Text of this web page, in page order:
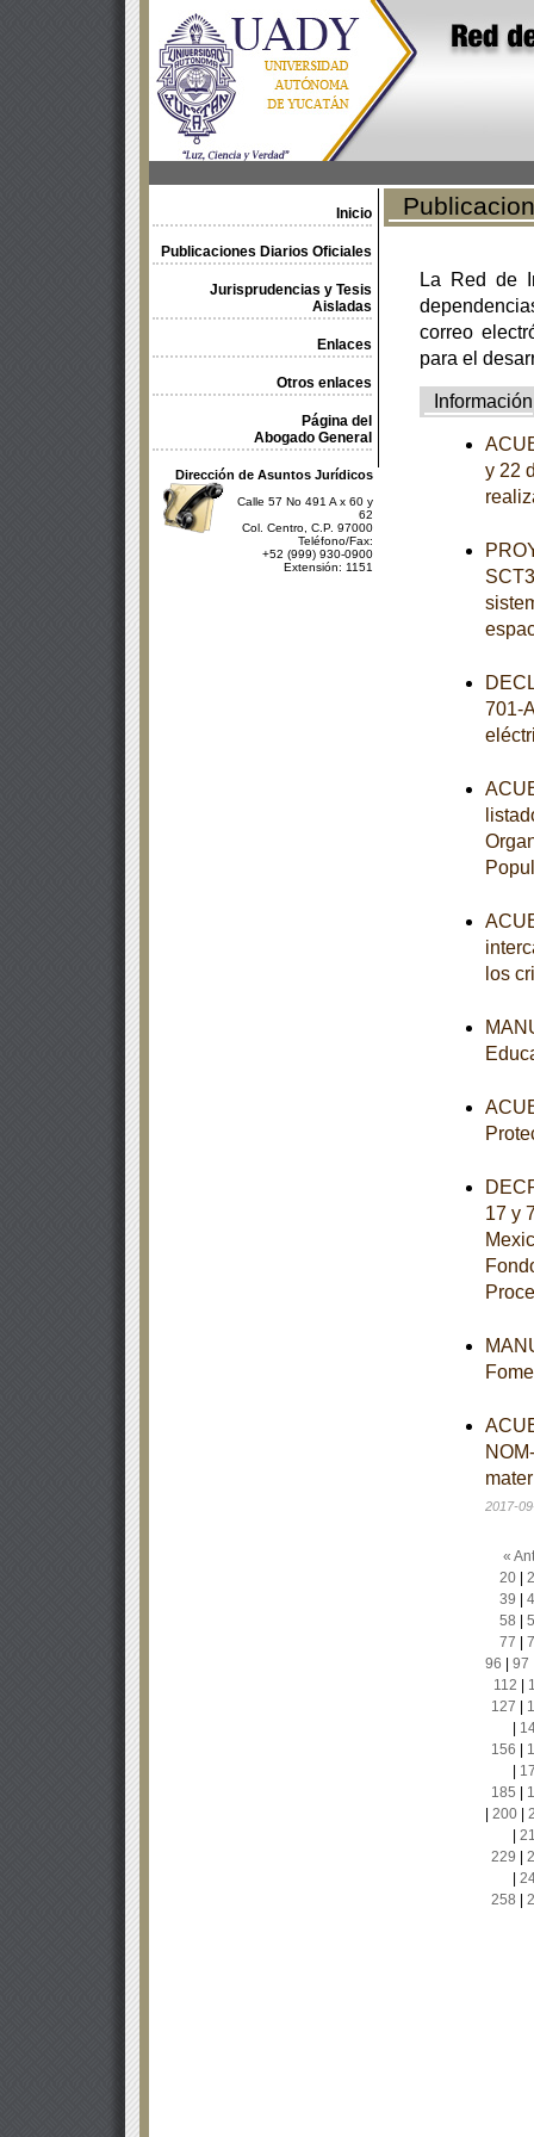
Inicio
Publicaciones Diarios Oficiales
Jurisprudencias y Tesis
Aisladas
Enlaces
Otros enlaces
Página del
Abogado General
Dirección de Asuntos Jurídicos
Calle 57 No 491 A x 60 y
62
Col. Centro, C.P. 97000
Teléfono/Fax:
+52 (999) 930-0900
Extensión: 1151
La Red de
correo
para el
Información
y 22
701-
los
17 y
2017-
«
20|
39
58
77
96
97
112
127
156
185
200|
229
258